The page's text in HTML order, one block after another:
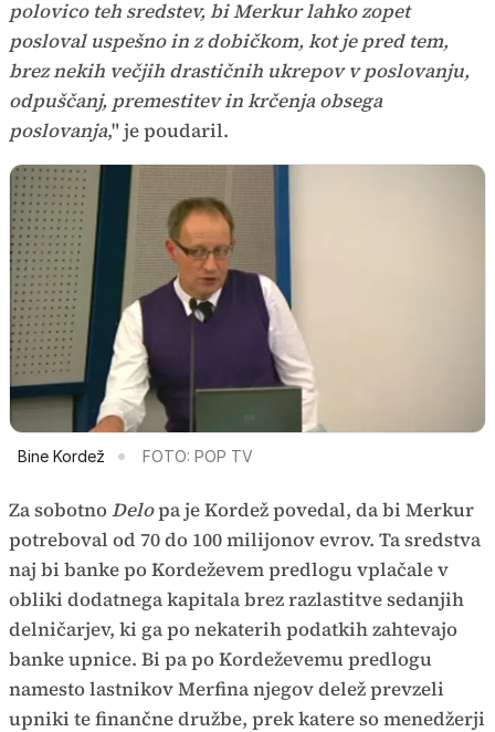
polovico teh sredstev, bi Merkur lahko zopet
posloval uspešno in z dobičkom, kot je pred tem,
brez nekih večjih drastičnih ukrepov v poslovanju,
odpuščanj, premestitev in krčenja obsega
poslovanja," je poudaril.
Bine Kordež FOTO: POP TV
Za sobotnoDelopa je Kordež povedal, da bi Merkur
potreboval od 70 do 100 milijonov evrov. Ta sredstva
naj bi banke po Kordeževem predlogu vplačale v
obliki dodatnega kapitala brez razlastitve sedanjih
delničarjev, ki ga po nekaterih podatkih zahtevajo
banke upnice. Bi pa po Kordeževemu predlogu
namesto lastnikov Merfina njegov delež prevzeli
upniki te finančne družbe, prek katere so menedžerji